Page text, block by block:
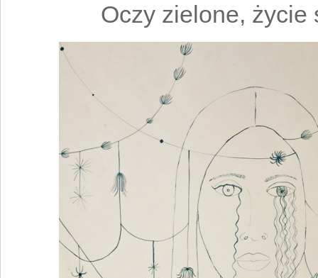
Oczy zielone, życie